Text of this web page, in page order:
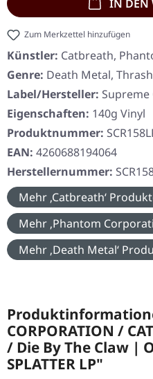
IN DEN
Zum Merkzettel hinzufügen
Künstler: Catbreath,
Genre: Death Metal,
Label/Hersteller: Supreme
Eigenschaften: 140g Vinyl
Produktnummer:
EAN: 4260688194064
Herstellernummer:
Mehr ‚Catbreath‘
Mehr ‚Phantom
Mehr ‚Death Metal‘
CORPORATION /
/ Die By The Claw |
SPLATTER LP"